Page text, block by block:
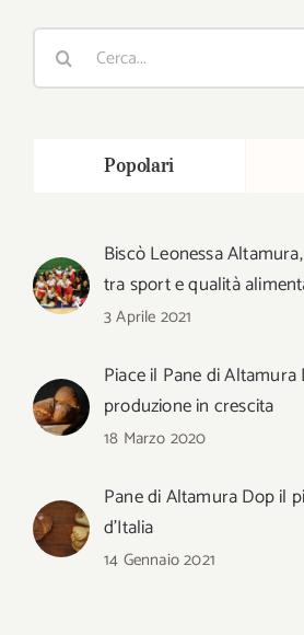
Cerca
Popolari
Biscò Leonessa
tra sport e qualità
3 Aprile 2021
Piace il Pane di Altamura
produzione in crescita
18 Marzo 2020
Pane di Altamura Dop il
d’Italia
14 Gennaio 2021